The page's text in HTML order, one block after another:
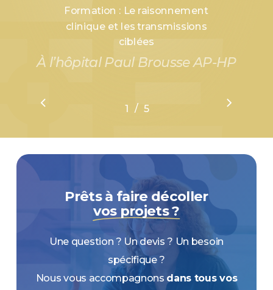
Formation : Le raisonnement
clinique et les transmissions
ciblées
À l’hôpital Paul Brousse AP-HP
1 2 3
/ 5
Prêts à faire décoller
vos projets ?
Une question ? Un devis ? Un besoin
spécifique ?
Nous vous accompagnons dans tous vos